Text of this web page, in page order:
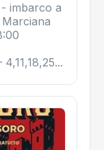
- imbarco a